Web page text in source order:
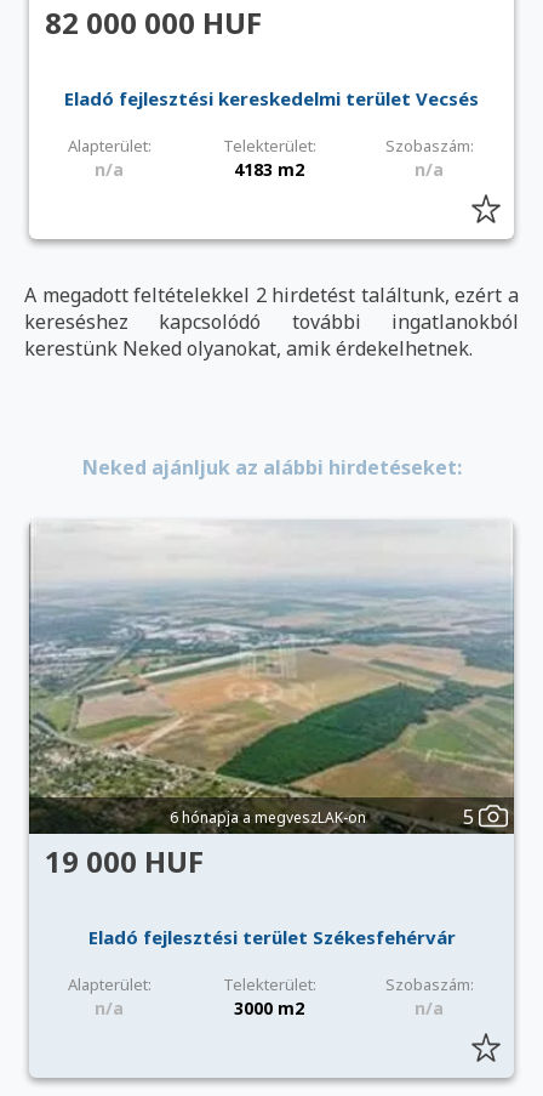
82 000 000 HUF
Eladó fejlesztési kereskedelmi terület Vecsés
Alapterület: Telekterület: Szobaszám:
n/a 4183 m2 n/a
A megadott feltételekkel 2 hirdetést találtunk, ezért a
kereséshez kapcsolódó további ingatlanokból
kerestünk Neked olyanokat, amik érdekelhetnek.
Neked ajánljuk az alábbi hirdetéseket:
6 hónapja a megveszLAK-on 5
19 000 HUF
Eladó fejlesztési terület Székesfehérvár
Alapterület: Telekterület: Szobaszám:
n/a 3000 m2 n/a